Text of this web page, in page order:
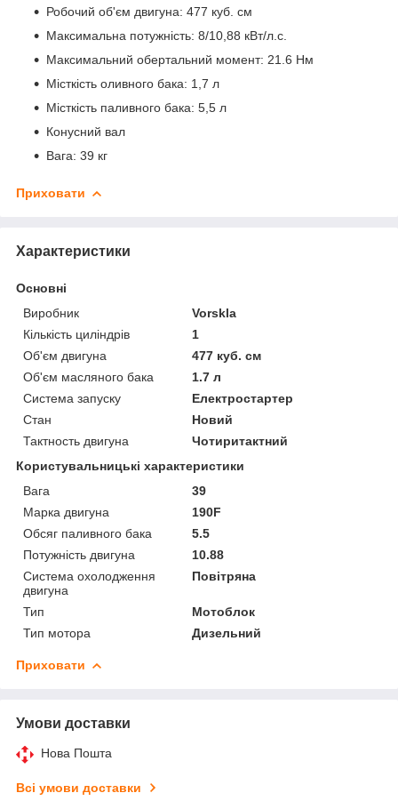
Робочий об'єм двигуна: 477 куб. см
Максимальна потужність: 8/10,88 кВт/л.с.
Максимальний обертальний момент: 21.6 Нм
Місткість оливного бака: 1,7 л
Місткість паливного бака: 5,5 л
Конусний вал
Вага: 39 кг
Приховати
Характеристики
Основні
Виробник
Vorskla
Кількість циліндрів
1
Об'єм двигуна
477 куб. см
Об'єм масляного бака
1.7 л
Система запуску
Електростартер
Стан
Новий
Тактность двигуна
Чотиритактний
Користувальницькі характеристики
Вага
39
Марка двигуна
190F
Обсяг паливного бака
5.5
Потужність двигуна
10.88
Система охолодження
двигуна
Повітряна
Тип
Мотоблок
Тип мотора
Дизельний
Приховати
Умови доставки
Нова Пошта
Всі умови доставки